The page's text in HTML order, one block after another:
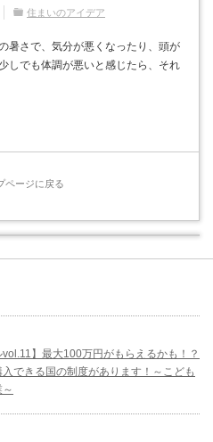
住まいのアイデア
暑さで、気分が悪くなったり、頭が
しでも体調が悪いと感じたら、それ
ページに戻る
vol.11】最大100万円がもらえるかも！？
できる国の制度があります！～こども